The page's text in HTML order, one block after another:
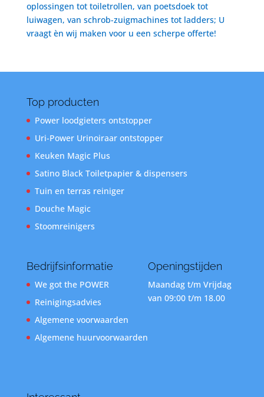
oplossingen tot toiletrollen, van poetsdoek tot
luiwagen, van schrob-zuigmachines tot ladders; U
vraagt èn wij maken voor u een scherpe offerte!
Top producten
Power loodgieters ontstopper
Uri-Power Urinoiraar ontstopper
Keuken Magic Plus
Satino Black Toiletpapier & dispensers
Tuin en terras reiniger
Douche Magic
Stoomreinigers
Bedrijfsinformatie
We got the POWER
Reinigingsadvies
Algemene voorwaarden
Algemene huurvoorwaarden
Openingstijden
Maandag t/m Vrijdag
van 09:00 t/m 18.00